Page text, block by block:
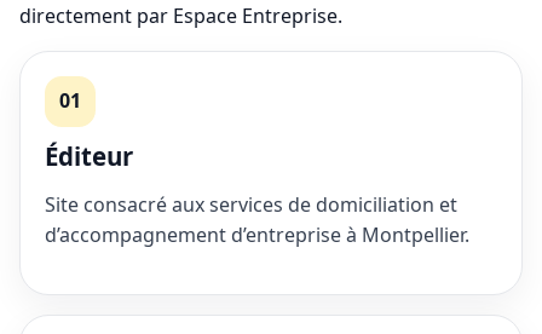
directement par Espace Entreprise.
01
Éditeur
Site consacré aux services de domiciliation et
d’accompagnement d’entreprise à Montpellier.